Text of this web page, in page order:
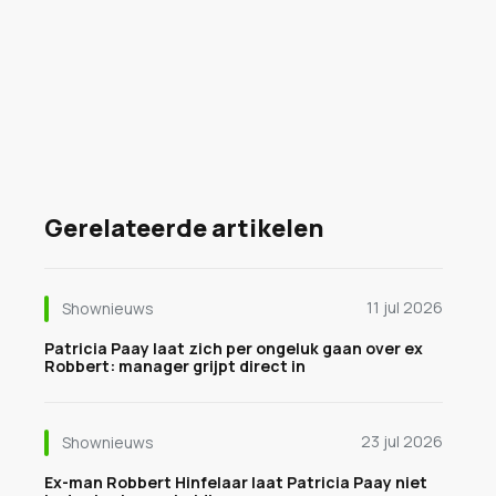
Gerelateerde artikelen
Shownieuws
11 jul 2026
Patricia Paay laat zich per ongeluk gaan over ex
Robbert: manager grijpt direct in
Shownieuws
23 jul 2026
Ex-man Robbert Hinfelaar laat Patricia Paay niet